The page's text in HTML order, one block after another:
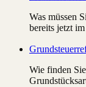
Was müssen
bereits jetzt
Wie finden